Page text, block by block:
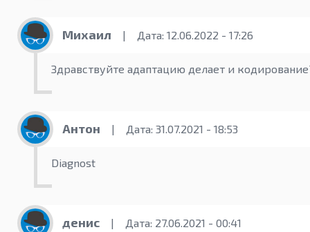
Михаил | Дата: 12.06.2022 - 17:26
Здравствуйте адаптацию делает и
Антон | Дата: 31.07.2021 - 18:53
Diagnost
денис | Дата: 27.06.2021 - 00:41